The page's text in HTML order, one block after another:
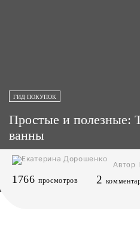
ГИД ПОКУПОК
Простые и полезные:
ванны
Автор
1766 просмотров 2